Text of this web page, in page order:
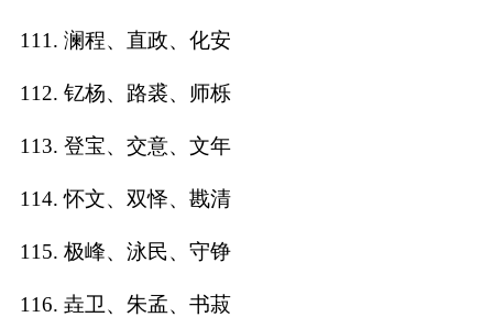
111. 澜程、直政、化安
112. 钇杨、路裘、师栎
113. 登宝、交意、文年
114. 怀文、双怿、戡清
115. 极峰、泳民、守铮
116. 垚卫、朱孟、书菽